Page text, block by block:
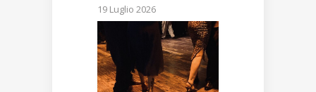
19 Luglio 2026